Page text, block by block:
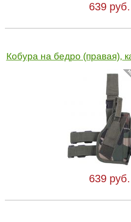
639 руб.
Кобура на бедро (правая),
639 руб.